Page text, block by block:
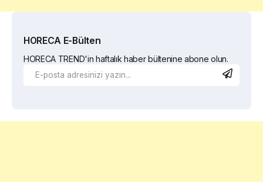
HORECA E-Bülten
HORECA TREND'in haftalık haber bültenine abone olun.